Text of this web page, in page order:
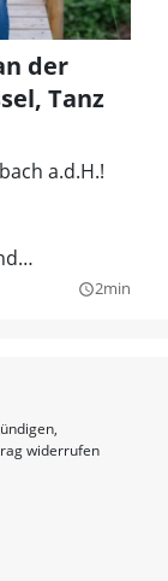
der
Tanz
a.d.H.!
query_builder2min
widerrufen